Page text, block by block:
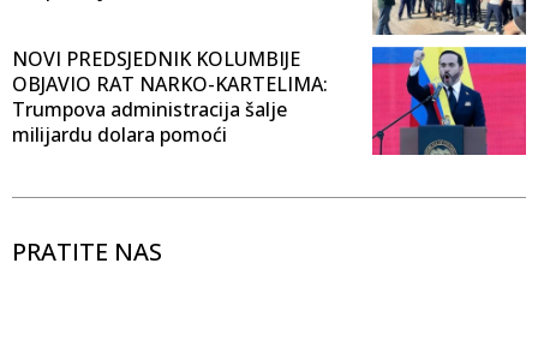
NOVI PREDSJEDNIK KOLUMBIJE
OBJAVIO RAT NARKO-KARTELIMA:
Trumpova administracija šalje
milijardu dolara pomoći
PRATITE NAS